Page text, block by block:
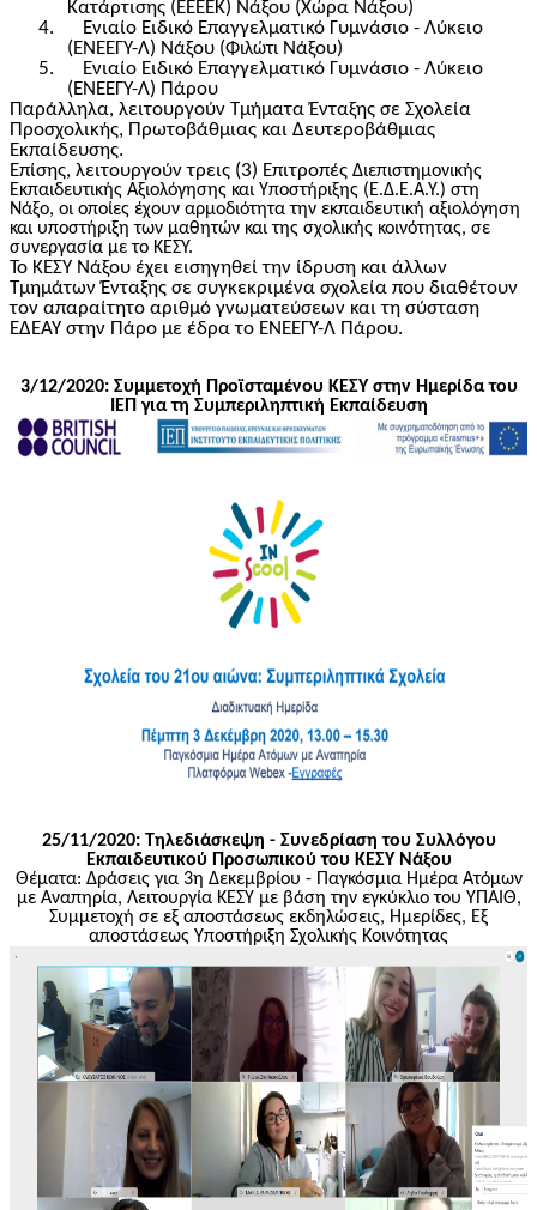
Κατάρτισης (ΕΕΕΕΚ) Νάξου (Χώρα Νάξου)
4.
Ενιαίο Ειδικό Επαγγελματικό Γυμνάσιο - Λύκειο
(ΕΝΕΕΓΥ-Λ) Νάξου (Φιλώτι Νάξου)
5.
Ενιαίο Ειδικό Επαγγελματικό Γυμνάσιο - Λύκειο
(ΕΝΕΕΓΥ-Λ) Πάρου
Παράλληλα, λειτουργούν Τμήματα Ένταξης σε Σχολεία
Προσχολικής, Πρωτοβάθμιας και Δευτεροβάθμιας
Εκπαίδευσης.
Επίσης, λειτουργούν τρεις (3) Επιτροπές Διεπιστημονικής
Εκπαιδευτικής Αξιολόγησης και Υποστήριξης (Ε.Δ.Ε.Α.Υ.) στη
Νάξο, οι οποίες έχουν αρμοδιότητα την εκπαιδευτική αξιολόγηση
και υποστήριξη των μαθητών και της σχολικής κοινότητας, σε
συνεργασία με το ΚΕΣΥ.
Το ΚΕΣΥ Νάξου έχει εισηγηθεί την ίδρυση και άλλων
Τμημάτων Ένταξης σε συγκεκριμένα σχολεία που διαθέτουν
τον απαραίτητο αριθμό γνωματεύσεων και τη σύσταση
ΕΔΕΑΥ στην Πάρο με έδρα το ΕΝΕΕΓΥ-Λ Πάρου.
3/12/2020: Συμμετοχή Προϊσταμένου ΚΕΣΥ στην Ημερίδα του
ΙΕΠ για τη Συμπεριληπτική Εκπαίδευση
25/11/2020: Τηλεδιάσκεψη - Συνεδρίαση του Συλλόγου
Εκπαιδευτικού Προσωπικού του ΚΕΣΥ Νάξου
Θέματα: Δράσεις για 3η Δεκεμβρίου - Παγκόσμια Ημέρα Ατόμων
με Αναπηρία, Λειτουργία ΚΕΣΥ με βάση την εγκύκλιο του ΥΠΑΙΘ,
Συμμετοχή σε εξ αποστάσεως εκδηλώσεις, Ημερίδες, Εξ
αποστάσεως Υποστήριξη Σχολικής Κοινότητας